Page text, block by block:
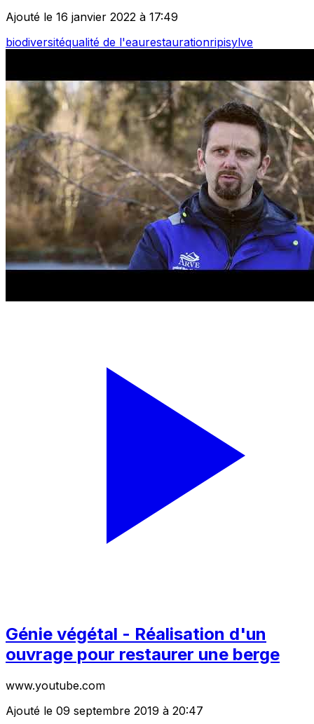
Ajouté le 16 janvier 2022 à 17:49
biodiversitéqualité de l'eaurestaurationripisylve
Génie végétal - Réalisation d'un
ouvrage pour restaurer une berge
www.youtube.com
Ajouté le 09 septembre 2019 à 20:47